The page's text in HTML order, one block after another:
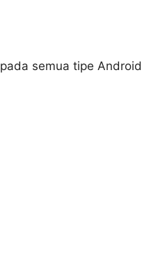
pada semua tipe Android